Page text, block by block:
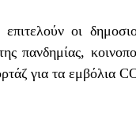
οι
πανδημίας,
για τα εμβόλια